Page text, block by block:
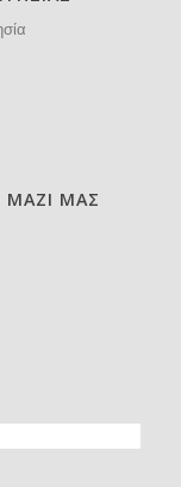
ΜΑΖΙ ΜΑΣ